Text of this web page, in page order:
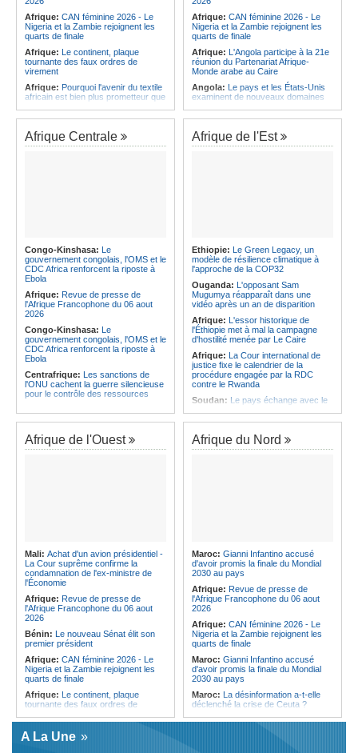
Afrique: CAN féminine 2026 - Le
Nigeria et la Zambie rejoignent les
quarts de finale
Afrique:
Le continent, plaque
tournante des faux ordres de
virement
Afrique: Pourquoi l'avenir du textile
africain est bien plus prometteur que
ligne face à la crise de la biodiversité
Afrique:L'essor historique de
à Yamoussoukro
Afrique:Le Forum de
l'entrepreneuriat de Sept Afrique se
veut une plateforme de mobilisation
des investissements
Afrique: CAN féminine 2026 - Le
Nigeria et la Zambie rejoignent les
quarts de finale
Afrique:
L'Angola participe à la 21e
réunion du Partenariat Afrique-
Monde arabe au Caire
Angola: Le pays et les États-Unis
examinent de nouveaux domaines
Angola:Adão de Almeida prône des
politiques de promotion de l'égalité
intégrés au système éducatif au
pays
Angola:Le Brent ouvre à 78,82
dollars le baril
Afrique Centrale
Congo-Kinshasa: Le
gouvernement congolais, l'OMS et le
CDC Africa renforcent la riposte à
Ebola
Afrique: Revue de presse de
l'Afrique Francophone du 06 aout
2026
Congo-Kinshasa: Le
gouvernement congolais, l'OMS et le
CDC Africa renforcent la riposte à
Ebola
Centrafrique: Les sanctions de
l'ONU cachent la guerre silencieuse
pour le contrôle des ressources
surveillance sanitaire à Bende-
Afrique:La Cour international de
Congo-Kinshasa:Ebola - Contre le
variant Bundibugyo, plusieurs
essais lancés mais aucun traitement
Cameroun:Plusieurs
ressortissants expulsés des États-
pays
Afrique de l'Est
Ethiopie: Le Green Legacy, un
modèle de résilience climatique à
l'approche de la COP32
Ouganda: L'opposant Sam
Mugumya réapparaît dans une
vidéo après un an de disparition
Afrique: L'essor historique de
l'Éthiopie met à mal la campagne
d'hostilité menée par Le Caire
Afrique: La Cour international de
justice fixe le calendrier de la
procédure engagée par la RDC
contre le Rwanda
Soudan: Le pays échange avec le
situation et la visite du Conseil de
Afrique:L'Éthiopie accueillera la
Ile Maurice:Pas de libération sous
caution pour Seewoo et Deoojee, la
FCC craint une interférence avec
les témoins
Ile Maurice:Kreol Morisien - Un
débat sans voix dissidente
Afrique de l'Ouest
Mali: Achat d'un avion présidentiel -
La Cour suprême confirme la
condamnation de l'ex-ministre de
l'Économie
Afrique: Revue de presse de
l'Afrique Francophone du 06 aout
2026
Bénin: Le nouveau Sénat élit son
premier président
Afrique: CAN féminine 2026 - Le
Nigeria et la Zambie rejoignent les
quarts de finale
Afrique: Le continent, plaque
tournante des faux ordres de
Guinée:
assume les fonctions présidentielles
Afrique du Nord
Maroc: Gianni Infantino accusé
d'avoir promis la finale du Mondial
2030 au pays
Afrique: Revue de presse de
l'Afrique Francophone du 06 aout
2026
Afrique: CAN féminine 2026 - Le
Nigeria et la Zambie rejoignent les
quarts de finale
Maroc: Gianni Infantino accusé
d'avoir promis la finale du Mondial
2030 au pays
Maroc: La désinformation a-t-elle
déclenché la crise de Ceuta ?
Afrique:L'essor historique de
A La Une